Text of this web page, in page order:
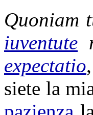
Quoniam
iuventute
expectatio
siete la